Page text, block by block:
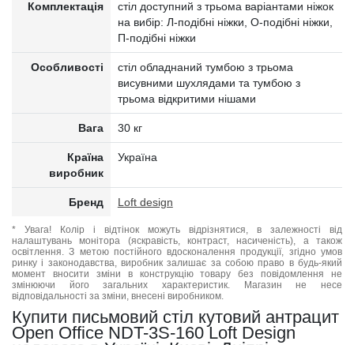
Комплектація
стіл доступний з трьома варіантами ніжок
на вибір: Л-подібні ніжки, О-подібні ніжки,
П-подібні ніжки
Особливості
стіл обладнаний тумбою з трьома
висувними шухлядами та тумбою з
трьома відкритими нішами
Вага 30 кг
Країна
виробник
Україна
Бренд Loft design
* Увага! Колір і відтінок можуть відрізнятися, в залежності від
налаштувань монітора (яскравість, контраст, насиченість), а також
освітлення. З метою постійного вдосконалення продукції, згідно умов
ринку і законодавства, виробник залишає за собою право в будь-який
момент вносити зміни в конструкцію товару без повідомлення не
змінюючи його загальних характеристик. Магазин не несе
відповідальності за зміни, внесені виробником.
Купити письмовий стіл кутовий антрацит
Open Office NDT-3S-160 Loft Design